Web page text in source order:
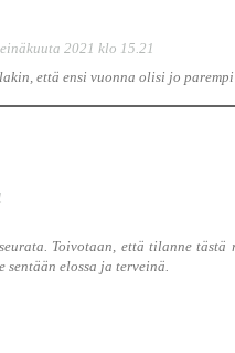
2021 klo 15.21
että ensi vuonna olisi jo
Toivotaan, että tilanne
sentään elossa ja terveinä.